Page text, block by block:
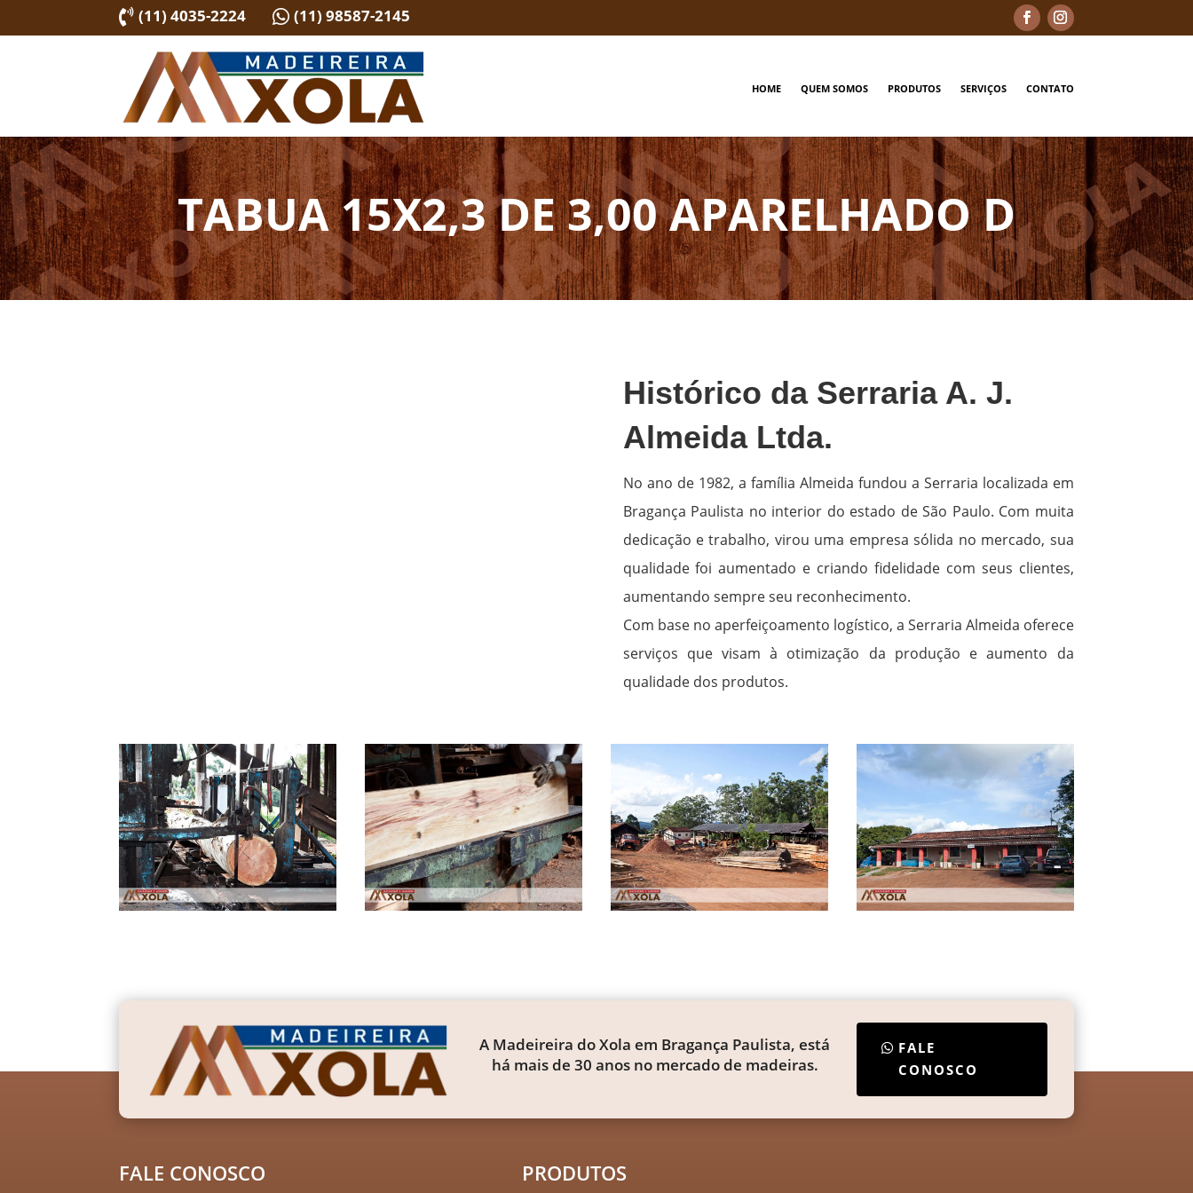
 (11) 4035-2224  (11) 98587-2145
HOME QUEM SOMOS PRODUTOS SERVIÇOS CONTATO
TABUA 15X2,3 DE 3,00 APARELHADO D
Histórico da Serraria A. J.
Almeida Ltda.
No ano de 1982, a família Almeida fundou a Serraria localizada em
Bragança Paulista no interior do estado de São Paulo. Com muita
dedicação e trabalho, virou uma empresa sólida no mercado, sua
qualidade foi aumentado e criando fidelidade com seus clientes,
aumentando sempre seu reconhecimento.
Com base no aperfeiçoamento logístico, a Serraria Almeida oferece
serviços que visam à otimização da produção e aumento da
qualidade dos produtos.
A Madeireira do Xola em Bragança Paulista, está
há mais de 30 anos no mercado de madeiras.
FALE
CONOSCO
FALE CONOSCO PRODUTOS